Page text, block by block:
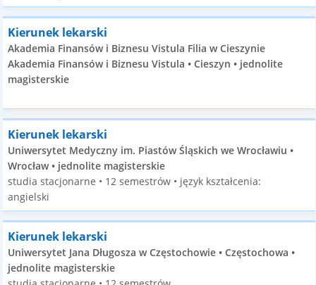
Kierunek lekarski
Akademia Finansów i Biznesu Vistula Filia w Cieszynie
Akademia Finansów i Biznesu Vistula • Cieszyn • jednolite
magisterskie
Kierunek lekarski
Uniwersytet Medyczny im. Piastów Śląskich we Wrocławiu •
Wrocław • jednolite magisterskie
studia stacjonarne • 12 semestrów • język kształcenia:
angielski
Kierunek lekarski
Uniwersytet Jana Długosza w Częstochowie • Częstochowa •
jednolite magisterskie